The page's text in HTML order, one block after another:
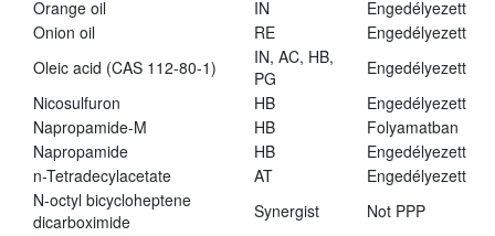
Orange oil
IN
Engedélyezett
Onion oil
RE
Engedélyezett
Oleic acid (CAS 112-80-1)
IN, AC, HB,
PG
Engedélyezett
Nicosulfuron
HB
Engedélyezett
Napropamide-M
HB
Folyamatban
Napropamide
HB
Engedélyezett
n-Tetradecylacetate
AT
Engedélyezett
N-octyl bicycloheptene
dicarboximide
Synergist
Not PPP